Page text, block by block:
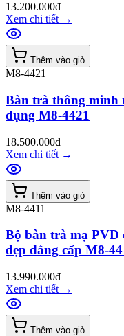
13.200.000đ
Xem chi tiết →
Thêm vào giỏ
M8-4421
Bàn trà thông minh
dụng M8-4421
18.500.000đ
Xem chi tiết →
Thêm vào giỏ
M8-4411
Bộ bàn trà mạ PVD
đẹp đẳng cấp M8-
13.990.000đ
Xem chi tiết →
Thêm vào giỏ